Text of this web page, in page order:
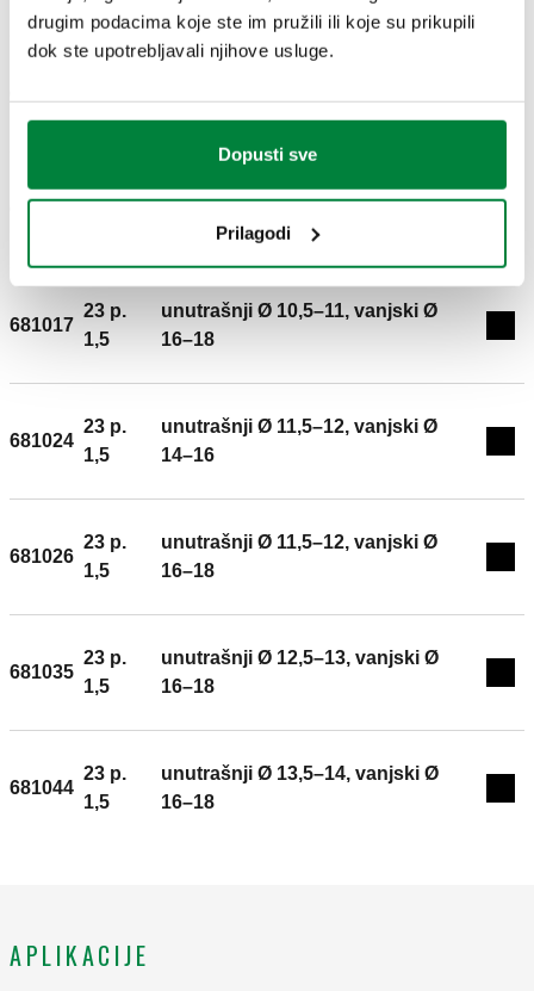
drugim podacima koje ste im pružili ili koje su prikupili
dok ste upotrebljavali njihove usluge.
Dopusti sve
Prilagodi
1,5
16
681015
23 p.
unutrašnji Ø 10,5–11, vanjski Ø
681017
23 p.
1,5
unutrašnji Ø 10,5–11, vanjski Ø
16–18
681024
23 p.
1,5
unutrašnji Ø 11,5–12, vanjski Ø
14–16
681026
23 p.
1,5
unutrašnji Ø 11,5–12, vanjski Ø
16–18
681035
23 p.
1,5
unutrašnji Ø 12,5–13, vanjski Ø
16–18
681044
23 p.
1,5
unutrašnji Ø 13,5–14, vanjski Ø
16–18
APLIKACIJE